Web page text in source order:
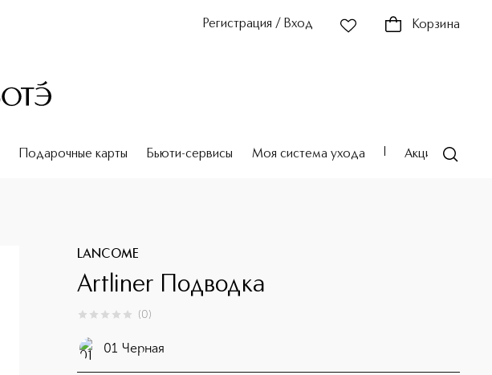
Регистрация / Вход Корзина
Подарочные карты Бьюти-сервисы Моя система ухода Акции
LANCOME
Artliner Подводка
0из 0 (0)
01 Черная